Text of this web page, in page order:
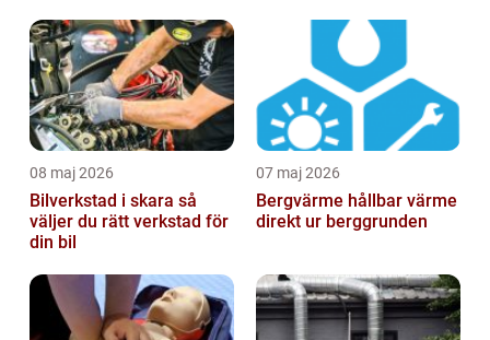
08 maj 2026
Bilverkstad i skara så
väljer du rätt verkstad för
din bil
07 maj 2026
Bergvärme hållbar värme
direkt ur berggrunden